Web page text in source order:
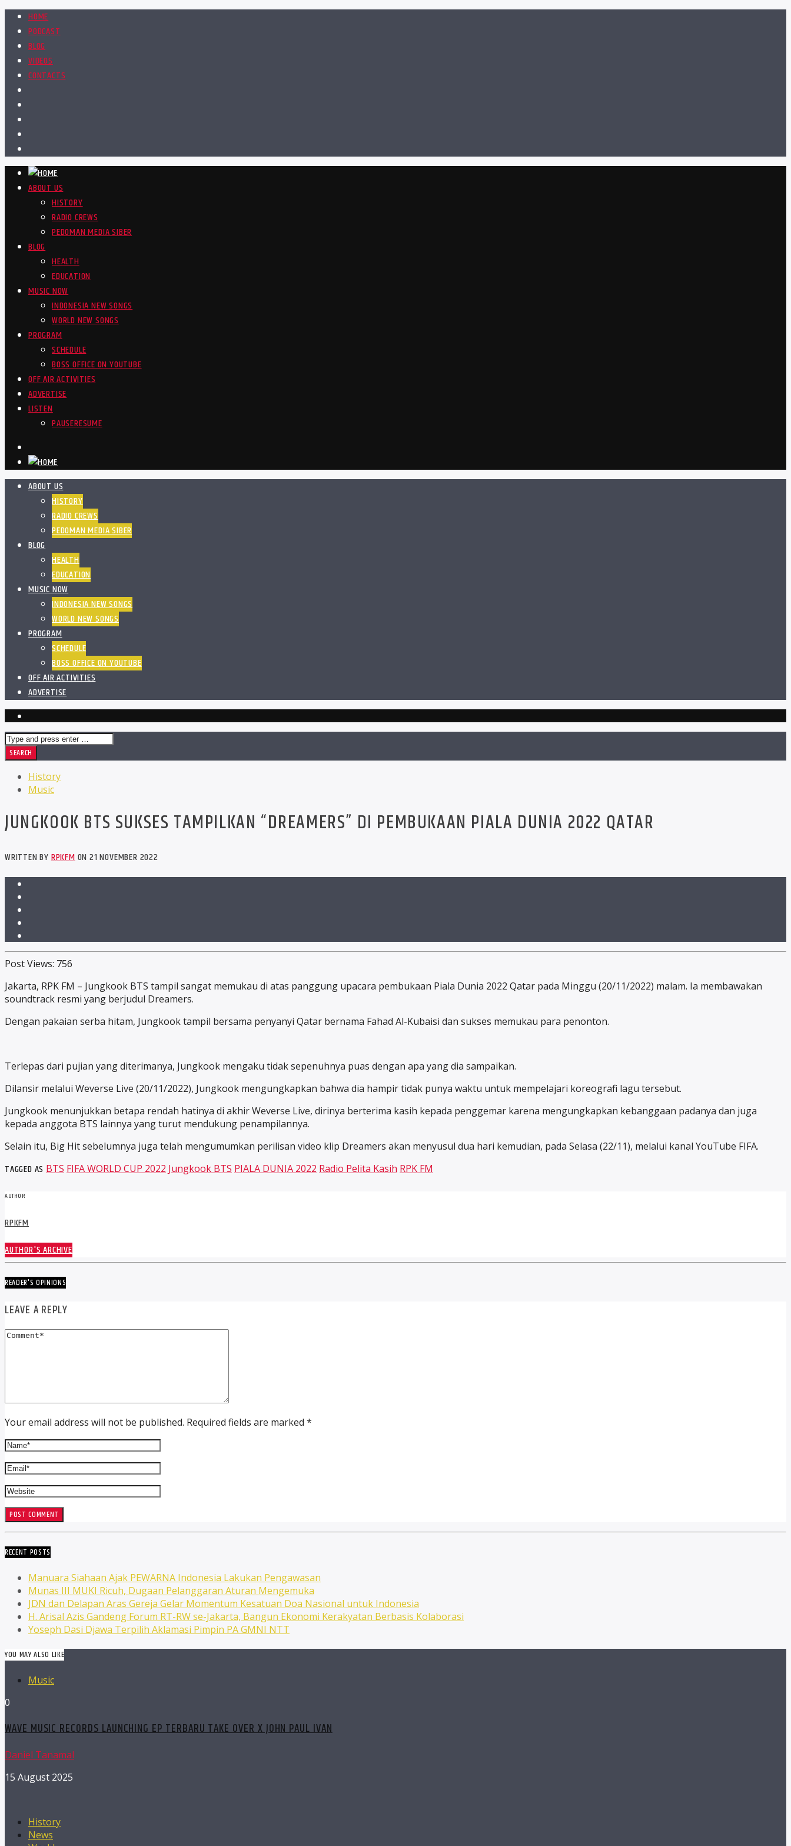
HOME
PODCAST
BLOG
VIDEOS
CONTACTS
ABOUT US
HISTORY
RADIO CREWS
PEDOMAN MEDIA SIBER
BLOG
HEALTH
EDUCATION
MUSIC NOW
INDONESIA NEW SONGS
WORLD NEW SONGS
PROGRAM
SCHEDULE
BOSS OFFICE ON YOUTUBE
OFF AIR ACTIVITIES
ADVERTISE
LISTEN
PAUSERESUME
ABOUT US
HISTORY
RADIO CREWS
PEDOMAN MEDIA SIBER
BLOG
HEALTH
EDUCATION
MUSIC NOW
INDONESIA NEW SONGS
WORLD NEW SONGS
PROGRAM
SCHEDULE
BOSS OFFICE ON YOUTUBE
OFF AIR ACTIVITIES
ADVERTISE
History
Music
JUNGKOOK BTS SUKSES TAMPILKAN “DREAMERS” DI PEMBUKAAN PIALA DUNIA 2022 QATAR
WRITTEN BYRPKFMON 21 NOVEMBER 2022
Post Views: 756
Jakarta, RPK FM – Jungkook BTS tampil sangat memukau di atas panggung upacara pembukaan Piala Dunia 2022 Qatar pada Minggu (20/11/2022) malam. Ia membawakan
soundtrack resmi yang berjudul Dreamers.
Dengan pakaian serba hitam, Jungkook tampil bersama penyanyi Qatar bernama Fahad Al-Kubaisi dan sukses memukau para penonton.
Terlepas dari pujian yang diterimanya, Jungkook mengaku tidak sepenuhnya puas dengan apa yang dia sampaikan.
Dilansir melalui Weverse Live (20/11/2022), Jungkook mengungkapkan bahwa dia hampir tidak punya waktu untuk mempelajari koreografi lagu tersebut.
Jungkook menunjukkan betapa rendah hatinya di akhir Weverse Live, dirinya berterima kasih kepada penggemar karena mengungkapkan kebanggaan padanya dan juga
kepada anggota BTS lainnya yang turut mendukung penampilannya.
Selain itu, Big Hit sebelumnya juga telah mengumumkan perilisan video klip Dreamers akan menyusul dua hari kemudian, pada Selasa (22/11), melalui kanal YouTube FIFA.
TAGGED AS BTS FIFA WORLD CUP 2022 Jungkook BTS PIALA DUNIA 2022 Radio Pelita Kasih RPK FM
AUTHOR
RPKFM
AUTHOR'S ARCHIVE
READER'S OPINIONS
LEAVE A REPLY
Your email address will not be published. Required fields are marked *
RECENT POSTS
Manuara Siahaan Ajak PEWARNA Indonesia Lakukan Pengawasan
Munas III MUKI Ricuh, Dugaan Pelanggaran Aturan Mengemuka
JDN dan Delapan Aras Gereja Gelar Momentum Kesatuan Doa Nasional untuk Indonesia
H. Arisal Azis Gandeng Forum RT-RW se-Jakarta, Bangun Ekonomi Kerakyatan Berbasis Kolaborasi
Yoseph Dasi Djawa Terpilih Aklamasi Pimpin PA GMNI NTT
YOU MAY ALSO LIKE
Music
0
WAVE MUSIC RECORDS LAUNCHING EP TERBARU TAKE OVER X JOHN PAUL IVAN
Daniel Tanamal
15 August 2025
History
News